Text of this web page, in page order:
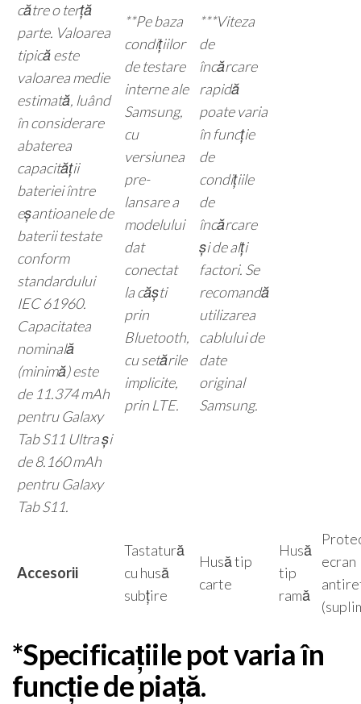
către o terță
parte. Valoarea
tipică este
valoarea medie
estimată, luând
în considerare
abaterea
capacității
bateriei între
eșantioanele de
baterii testate
conform
standardului
IEC 61960.
Capacitatea
nominală
(minimă) este
de 11.374 mAh
pentru Galaxy
Tab S11 Ultra și
de 8.160 mAh
pentru Galaxy
Tab S11.
**Pe baza
condițiilor
de testare
interne ale
Samsung,
cu
versiunea
pre-
lansare a
modelului
dat
conectat
la căști
prin
Bluetooth,
cu setările
implicite,
prin LTE.
***Viteza
de
încărcare
rapidă
poate varia
în funcție
de
condițiile
de
încărcare
și de alți
factori. Se
recomandă
utilizarea
cablului de
date
original
Samsung.
Accesorii
Tastatură
cu husă
subțire
Husă tip
carte
Husă
tip
ramă
ecran
*Specificațiile pot varia în
funcție de piață.